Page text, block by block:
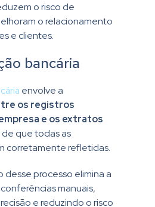
o risco de
o relacionamento
e clientes.
bancária
envolve a
os registros
e os extratos
de que todas as
corretamente refletidas.
processo elimina a
manuais,
e reduzindo o risco